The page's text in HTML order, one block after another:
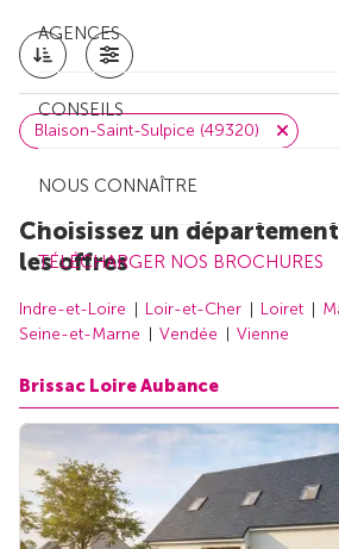
AGENCES
CONSEILS
NOUS CONNAÎTRE
TÉLÉCHARGER NOS BROCHURES
Blaison-Saint-Sulpice (49320)
Choisissez un
les offres
Indre-et-Loire Loir-et-Cher Loiret
Seine-et-Marne
Vendée Vienne
Brissac Loire Aubance